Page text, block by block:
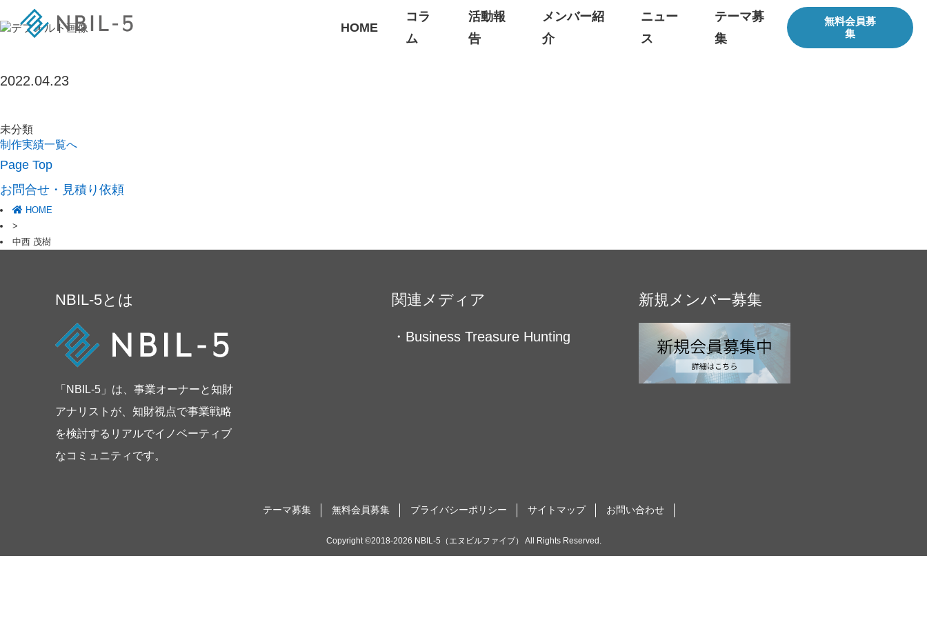
HOME
コラ
ム
活動報
告
メンバー紹
介
ニュー
ス
テーマ募
集
無料会員募
集
2022.04.23
未分類
制作実績一覧へ
Page Top
お問合せ・見積り依頼
HOME
>
中西 茂樹
NBIL-5とは
「NBIL-5」は、事業オーナーと知財
アナリストが、知財視点で事業戦略
を検討するリアルでイノベーティブ
なコミュニティです。
関連メディア
・Business Treasure Hunting
新規メンバー募集
テーマ募集 無料会員募集 プライバシーポリシー サイトマップ お問い合わせ
Copyright ©2018-2026 NBIL-5（エヌビルファイブ） All Rights Reserved.